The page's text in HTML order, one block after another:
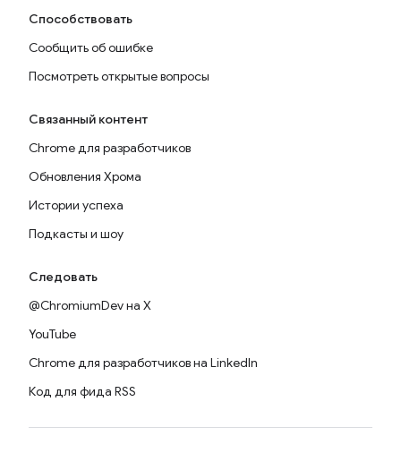
Способствовать
Сообщить об ошибке
Посмотреть открытые вопросы
Связанный контент
Chrome для разработчиков
Обновления Хрома
Истории успеха
Подкасты и шоу
Следовать
@ChromiumDev на X
YouTube
Chrome для разработчиков на LinkedIn
Код для фида RSS